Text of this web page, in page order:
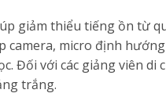
giảm thiểu tiếng ồn từ
micro định
Đối với các giảng viên
trắng.